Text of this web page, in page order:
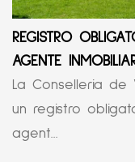
REGISTRO
AGENTE
La Conselleria
un registro
agent...